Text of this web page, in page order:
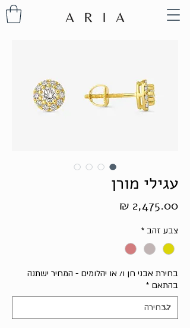
עגילי מורן
צבע זהב *
בחירת אבני חן ו/ או יהלומים - המחיר ישתנה
בהתאם *